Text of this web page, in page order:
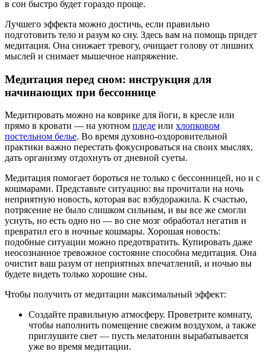
в сон быстро будет гораздо проще.
Лучшего эффекта можно достичь, если правильно
подготовить тело и разум ко сну. Здесь вам на помощь придет
медитация. Она снижает тревогу, очищает голову от лишних
мыслей и снимает мышечное напряжение.
Медитация перед сном: инструкция для
начинающих при бессоннице
Медитировать можно на коврике для йоги, в кресле или
прямо в кровати — на уютном пледе или хлопковом
постельном белье. Во время духовно-оздоровительной
практики важно перестать фокусироваться на своих мыслях,
дать организму отдохнуть от дневной суеты.
Медитация помогает бороться не только с бессонницей, но и с
кошмарами. Представьте ситуацию: вы прочитали на ночь
неприятную новость, которая вас взбудоражила. К счастью,
потрясение не было слишком сильным, и вы все же смогли
уснуть, но есть одно но — во сне мозг обработал негатив и
превратил его в ночные кошмары. Хорошая новость:
подобные ситуации можно предотвратить. Купировать даже
неосознанное тревожное состояние способна медитация. Она
очистит ваш разум от неприятных впечатлений, и ночью вы
будете видеть только хорошие сны.
Чтобы получить от медитации максимальный эффект:
Создайте правильную атмосферу. Проветрите комнату,
чтобы наполнить помещение свежим воздухом, а также
приглушите свет — пусть мелатонин вырабатывается
уже во время медитации.